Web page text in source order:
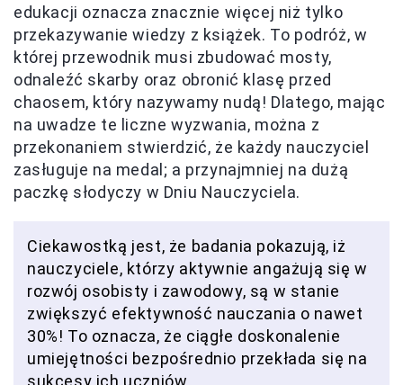
edukacji oznacza znacznie więcej niż tylko
przekazywanie wiedzy z książek. To podróż, w
której przewodnik musi zbudować mosty,
odnaleźć skarby oraz obronić klasę przed
chaosem, który nazywamy nudą! Dlatego, mając
na uwadze te liczne wyzwania, można z
przekonaniem stwierdzić, że każdy nauczyciel
zasługuje na medal; a przynajmniej na dużą
paczkę słodyczy w Dniu Nauczyciela.
Ciekawostką jest, że badania pokazują, iż
nauczyciele, którzy aktywnie angażują się w
rozwój osobisty i zawodowy, są w stanie
zwiększyć efektywność nauczania o nawet
30%! To oznacza, że ciągłe doskonalenie
umiejętności bezpośrednio przekłada się na
sukcesy ich uczniów.